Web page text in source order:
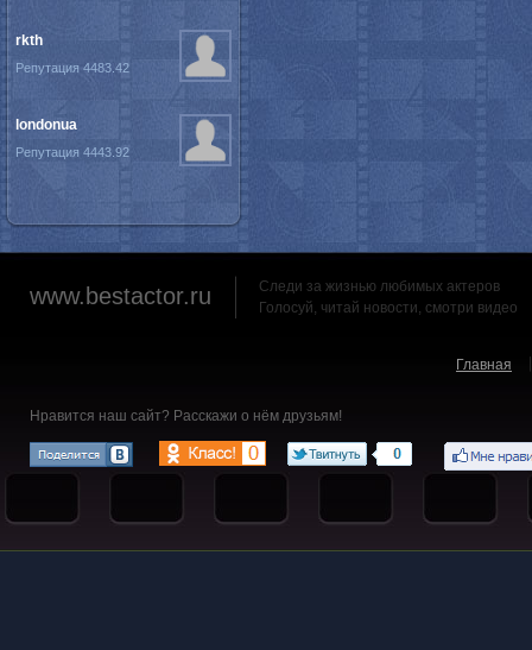
rkth
Репутация 4483.42
londonua
Репутация 4443.92
www.bestactor.ru
Следи за жизнью любимых актеров
Голосуй, читай новости, смотри видео
Главная
Нравится наш сайт? Расскажи о нём друзьям!